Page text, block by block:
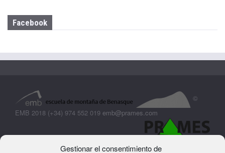
Gestionar el consentimiento de
Facebook
©
EMB 2018 (+34) 974 552 019 emb@prames.com